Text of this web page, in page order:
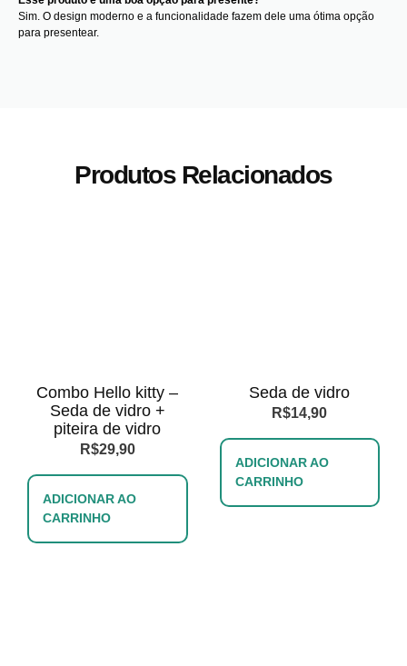
Sim. O design moderno e a funcionalidade fazem dele uma ótima opção
para presentear.
Produtos Relacionados
Combo Hello kitty –
Seda de vidro +
piteira de vidro
R$29,90
ADICIONAR AO
CARRINHO
Seda de vidro
R$14,90
ADICIONAR AO
CARRINHO